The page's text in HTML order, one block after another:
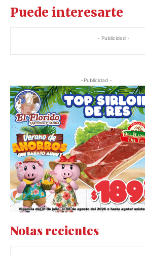
Puede interesarte
- Publicidad -
-Publicidad -
Notas recientes